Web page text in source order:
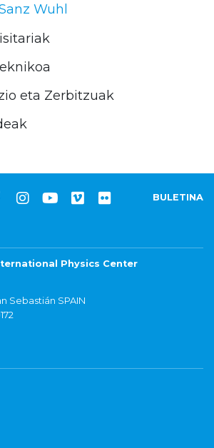
Wuhl
eta Zerbitzuak
BULETINA
Physics Center
Sebastián SPAIN